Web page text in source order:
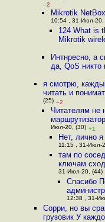
–2
Mikrotik
10:54 , 31-Июл-20,
124 What is
Mikrotik
Интнресно, а
да, QoS никто
я смотрю,
читать и
(25) –2
Читателям не
Июл-20, (30) +1
Нет, лично
11:15 , 31-Июл-
там по
ключам
31-Июл-20, (44)
Спасибо
12:38 , 31-
Сорри, но вы
грузовик У